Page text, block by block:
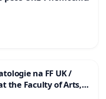
na FF UK /
the Faculty of Arts,